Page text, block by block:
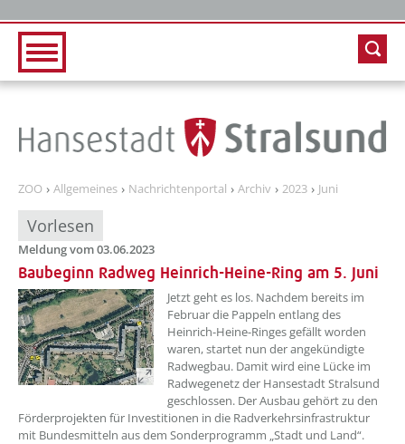
ZOO Allgemeines Nachrichtenportal Archiv 2023 Juni
Vorlesen
Meldung vom 03.06.2023
Baubeginn Radweg Heinrich-Heine-Ring am 5. Juni
??? absaetzeOben[1]/titel ???
Jetzt geht es los. Nachdem bereits im
Februar die Pappeln entlang des
Heinrich-Heine-Ringes gefällt worden
waren, startet nun der angekündigte
Radwegbau. Damit wird eine Lücke im
Radwegenetz der Hansestadt Stralsund
geschlossen. Der Ausbau gehört zu den
Förderprojekten für Investitionen in die Radverkehrsinfrastruktur
mit Bundesmitteln aus dem Sonderprogramm „Stadt und Land“.